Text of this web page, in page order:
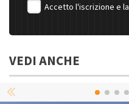
Accetto l'iscrizione e la
VEDI ANCHE